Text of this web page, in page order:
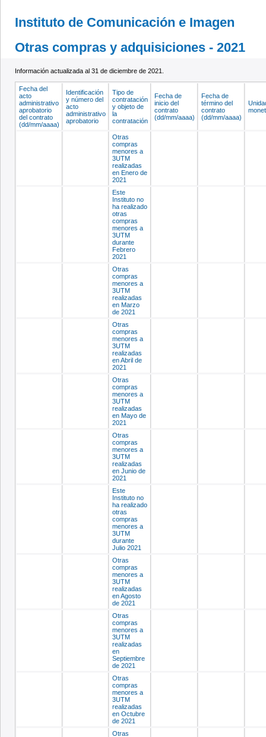
Instituto de Comunicación e Imagen
Otras compras y adquisiciones - 2021
Información actualizada al 31 de diciembre de 2021.
Fecha del
acto
administrativo
aprobatorio
del contrato
(dd/mm/aaaa)
Identificación
y número del
acto
administrativo
aprobatorio
Tipo de
contratación
y objeto de
la
contratación
Fecha de
inicio del
contrato
(dd/mm/aaaa)
Fecha de
término del
contrato
(dd/mm/aaaa)
Otras
compras
menores a
3UTM
realizadas
en Enero de
2021
Este
Instituto no
ha realizado
otras
compras
menores a
3UTM
durante
Febrero
2021
Otras
compras
menores a
3UTM
realizadas
en Marzo
de 2021
Otras
compras
menores a
3UTM
realizadas
en Abril de
2021
Otras
compras
menores a
3UTM
realizadas
en Mayo de
2021
Otras
compras
menores a
3UTM
realizadas
en Junio de
2021
Este
Instituto no
ha realizado
otras
compras
menores a
3UTM
durante
Julio 2021
Otras
compras
menores a
3UTM
realizadas
en Agosto
de 2021
Otras
compras
menores a
3UTM
realizadas
en
Septiembre
de 2021
Otras
compras
menores a
3UTM
realizadas
en Octubre
de 2021
Otras